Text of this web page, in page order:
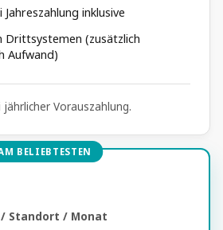
inklusive
(zusätzlich
Aufwand)
Vorauszahlung.
BELIEBTESTEN
/ Standort / Monat